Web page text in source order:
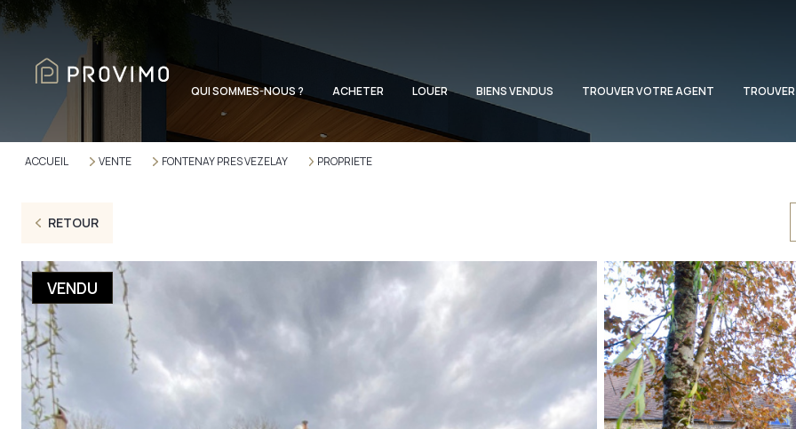
QUI SOMMES-NOUS ? ACHETER LOUER BIENS VENDUS TROUVER VOTRE AGENT
ACCUEIL VENTE FONTENAY PRES VEZELAY PROPRIETE
RETOUR
VENDU